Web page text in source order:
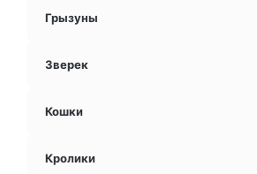
Грызуны
Зверек
Кошки
Кролики